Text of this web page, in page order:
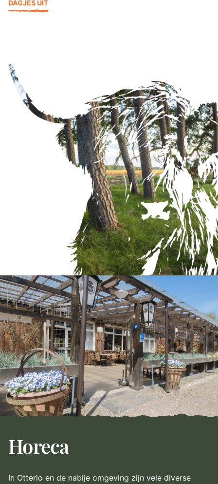
DAGJES UIT
Horeca
In Otterlo en de nabije omgeving zijn vele diverse